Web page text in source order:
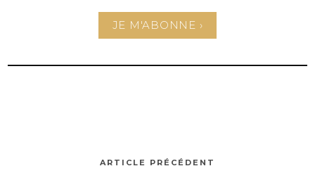
JE M'ABONNE ›
ARTICLE PRÉCÉDENT